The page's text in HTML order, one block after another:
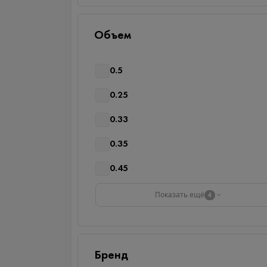
Объем
0.5
0.25
0.33
0.35
0.45
Показать ещё 4
Бренд